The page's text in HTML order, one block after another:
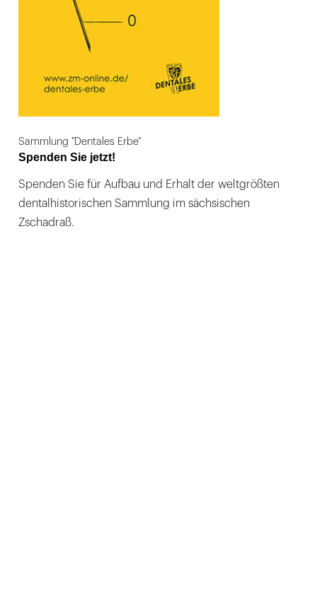
Sammlung "Dentales Erbe"
Spenden Sie jetzt!
Spenden Sie für Aufbau und Erhalt der weltgrößten
dentalhistorischen Sammlung im sächsischen
Zschadraß.